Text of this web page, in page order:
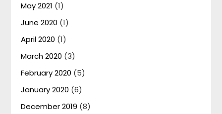
May 2021 (1)
June 2020 (1)
April 2020 (1)
March 2020 (3)
February 2020 (5)
January 2020 (6)
December 2019 (8)